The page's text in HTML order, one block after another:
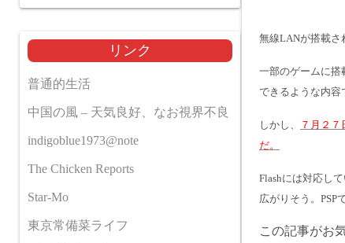
無線LANが搭載さ
一部のゲームに搭
できるような内容
しかし、
７月２
だ。
Flashには対応し
広がりそう。PSP
この記事がお
リンク
普通的生活
中国の風 – 天気良好、なお視界不良
indigoblue1973@note
The Chicken Reports
Star-Mo
東京常備菜ライフ